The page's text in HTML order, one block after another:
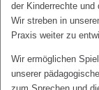
der Kinderrechte und
Wir streben in
Praxis weiter zu
Wir ermöglichen
unserer